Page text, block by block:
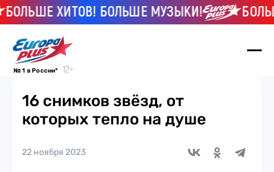
ХИТОВ! БОЛЬШЕ МУЗЫКИ!
№ 1 в России*
16 снимков звёзд, от
которых тепло на душе
22 ноября 2023